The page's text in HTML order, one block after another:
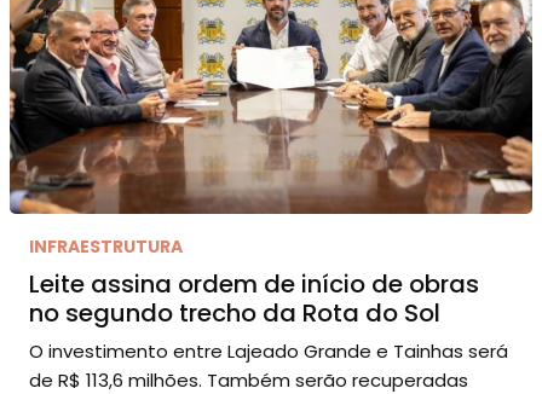
INFRAESTRUTURA
Leite assina ordem de início de obras
no segundo trecho da Rota do Sol
O investimento entre Lajeado Grande e Tainhas será
de R$ 113,6 milhões. Também serão recuperadas